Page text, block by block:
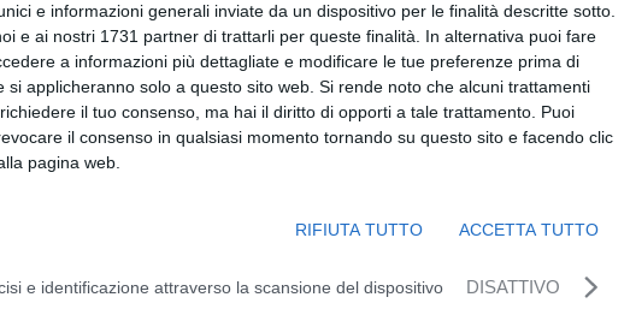
e informazioni generali inviate da un dispositivo per le finalità descritte sotto.
e ai nostri 1731 partner di trattarli per queste finalità. In alternativa puoi fare
a informazioni più dettagliate e modificare le tue preferenze prima di
applicheranno solo a questo sito web. Si rende noto che alcuni trattamenti
il tuo consenso, ma hai il diritto di opporti a tale trattamento. Puoi
il consenso in qualsiasi momento tornando su questo sito e facendo clic
pagina web.
RIFIUTA TUTTO ACCETTA TUTTO
e identificazione attraverso la scansione del dispositivo DISATTIVO
da allenatrici e genitori, nella breve
hanno raccontato l’esperienza emozionante
e hanno ringraziato l’Amministrazione “per
del Coni Modena, Roberto Gianaroli, e
della Federazione italiana sport rotellistici
vi abbiamo seguito con attenzione e
inoltre “il ruolo e la presenza delle
infatti agli atleti di potersi allenare nel migliore
e per permettere comunque l’attività
vittorie”. Lo sport, ha osservato il sindaco